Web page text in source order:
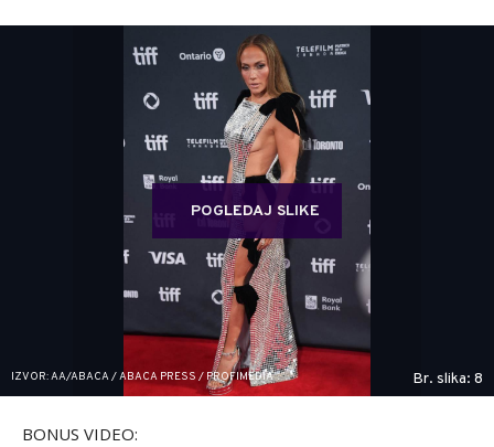
POGLEDAJ SLIKE
IZVOR: AA/ABACA / ABACA PRESS / PROFIMEDIA Br. slika: 8
BONUS VIDEO: